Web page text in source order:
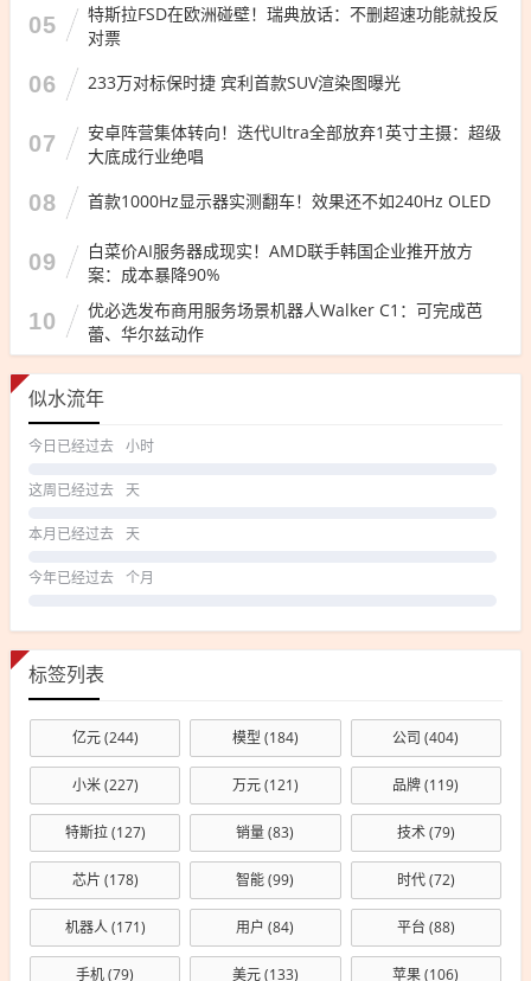
05
特斯拉FSD在欧洲碰壁！瑞典放话：不删超速功能就投反
对票
06 233万对标保时捷 宾利首款SUV渲染图曝光
07
安卓阵营集体转向！迭代Ultra全部放弃1英寸主摄：超级
大底成行业绝唱
08 首款1000Hz显示器实测翻车！效果还不如240Hz OLED
09
白菜价AI服务器成现实！AMD联手韩国企业推开放方
案：成本暴降90%
10
优必选发布商用服务场景机器人Walker C1：可完成芭
蕾、华尔兹动作
似水流年
今日已经过去 小时
这周已经过去 天
本月已经过去 天
今年已经过去 个月
标签列表
亿元(244) 模型 (184) 公司 (404)
小米(227) 万元(121) 品牌(119)
特斯拉(127) 销量(83) 技术(79)
芯片 (178) 智能(99) 时代(72)
机器人(171) 用户 (84) 平台 (88)
手机(79) 美元(133) 苹果(106)